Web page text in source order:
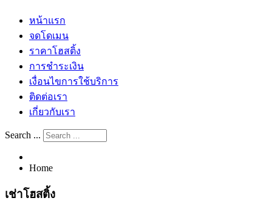
หน้าแรก
จดโดเมน
ราคาโฮสติ้ง
การชำระเงิน
เงื่อนไขการใช้บริการ
ติดต่อเรา
เกี่ยวกับเรา
Search ...
Home
เช่าโฮสติ้ง